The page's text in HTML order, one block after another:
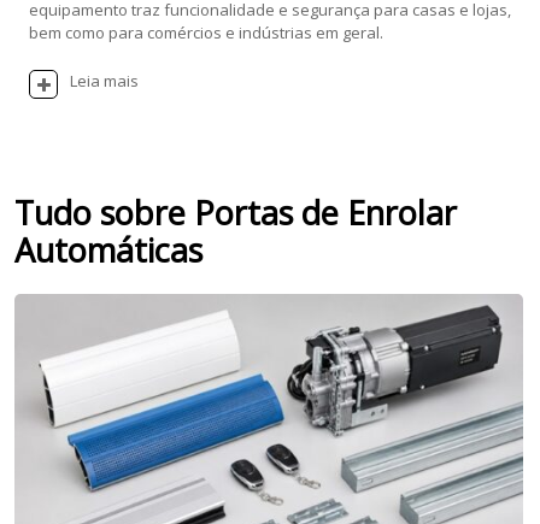
equipamento traz funcionalidade e segurança para casas e lojas,
bem como para comércios e indústrias em geral.
Leia mais
Tudo sobre Portas de Enrolar
Automáticas